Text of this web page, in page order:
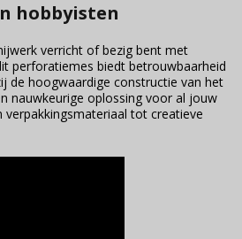
hobbyisten
verricht of bezig bent met
perforatiemes biedt betrouwbaarheid
de hoogwaardige constructie van het
nauwkeurige oplossing voor al jouw
tot creatieve